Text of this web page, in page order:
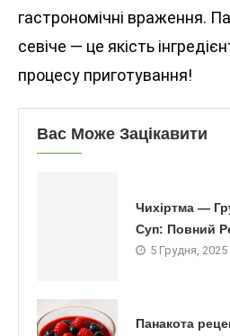
гастрономічні враження.
севіче — це якість
процесу приготування!
Вас Може Зацікавити
Чихіртма —
Суп: Повний
5 Грудня, 2025
Панакота